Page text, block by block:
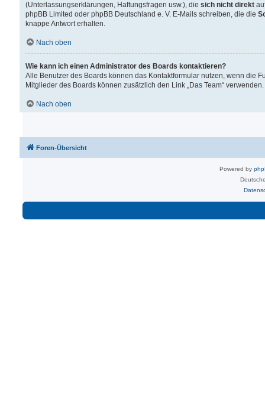
(Unterlassungserklärungen, Haftungsfragen usw.), die sich nicht direkt
phpBB Limited oder phpBB Deutschland e. V. E-Mails schreiben, die die
knappe Antwort erhalten.
Nach oben
Wie kann ich einen Administrator des Boards kontaktieren?
Alle Benutzer des Boards können das Kontaktformular nutzen, wenn die
Mitglieder des Boards können zusätzlich den Link „Das Team“ verwenden.
Nach oben
Foren-Übersicht
Powered by